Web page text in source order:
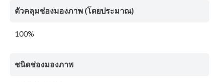
ตัวคลุมช่องมองภาพ (โดยประมาณ)
100%
ชนิดช่องมองภาพ